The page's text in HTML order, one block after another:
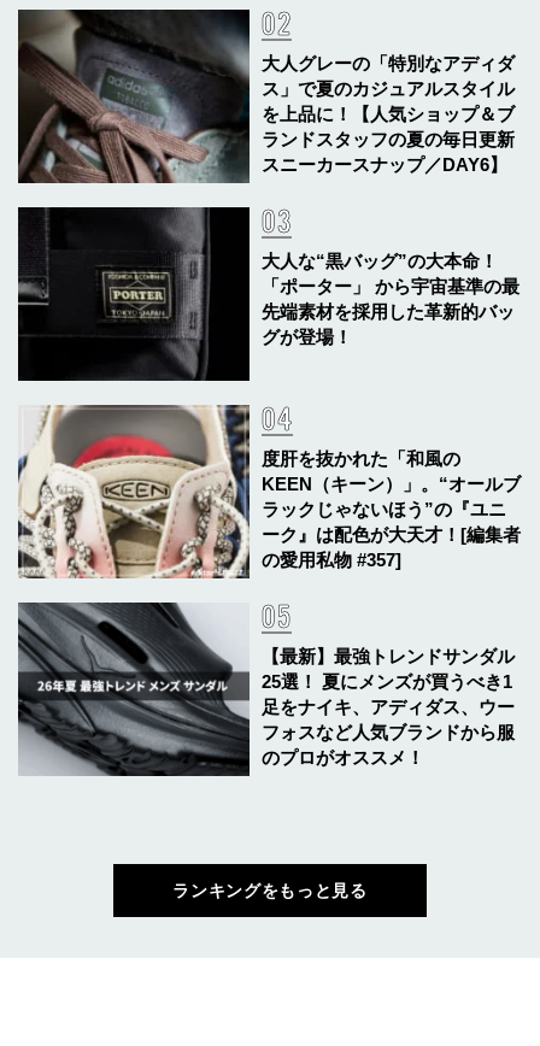
大人グレーの「特別なアディダ
ス」で夏のカジュアルスタイル
を上品に！【人気ショップ＆ブ
ランドスタッフの夏の毎日更新
スニーカースナップ／DAY6】
大人な“黒バッグ”の大本命！
「ポーター」 から宇宙基準の最
先端素材を採用した革新的バッ
グが登場！
度肝を抜かれた「和風の
KEEN（キーン）」。“オールブ
ラックじゃないほう”の『ユニ
ーク』は配色が大天才！[編集者
の愛用私物 #357]
【最新】最強トレンドサンダル
25選！ 夏にメンズが買うべき1
足をナイキ、アディダス、ウー
フォスなど人気ブランドから服
のプロがオススメ！
ランキングをもっと見る